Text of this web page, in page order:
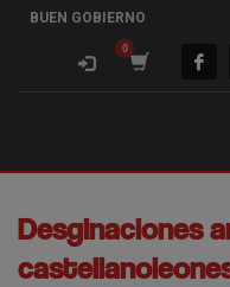
BUEN GOBIERNO
Desginaciones